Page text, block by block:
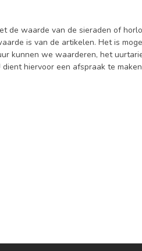
de waarde van de sieraden of
is van de artikelen. Het is
kunnen we waarderen, het
hiervoor een afspraak te